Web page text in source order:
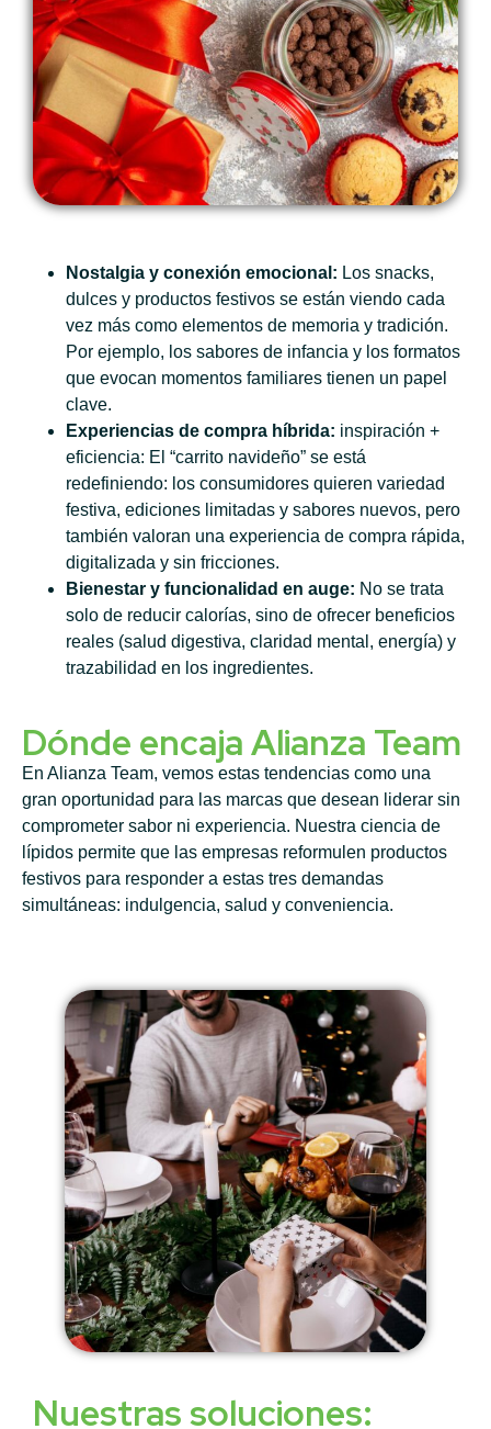
Nostalgia y conexión emocional: Los snacks,
dulces y productos festivos se están viendo cada
vez más como elementos de memoria y tradición.
Por ejemplo, los sabores de infancia y los formatos
que evocan momentos familiares tienen un papel
clave.
Experiencias de compra híbrida: inspiración +
eficiencia: El “carrito navideño” se está
redefiniendo: los consumidores quieren variedad
festiva, ediciones limitadas y sabores nuevos, pero
también valoran una experiencia de compra rápida,
digitalizada y sin fricciones.
Bienestar y funcionalidad en auge: No se trata
solo de reducir calorías, sino de ofrecer beneficios
reales (salud digestiva, claridad mental, energía) y
trazabilidad en los ingredientes.
Dónde encaja Alianza Team
En Alianza Team, vemos estas tendencias como una
gran oportunidad para las marcas que desean liderar sin
comprometer sabor ni experiencia. Nuestra ciencia de
lípidos permite que las empresas reformulen productos
festivos para responder a estas tres demandas
simultáneas: indulgencia, salud y conveniencia.
Nuestras soluciones: